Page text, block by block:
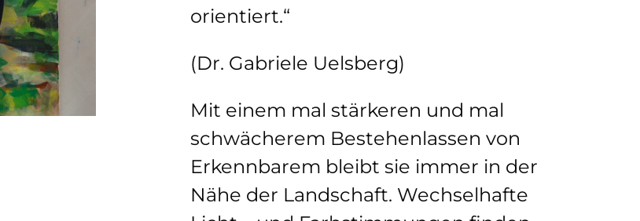
orientiert.“
(Dr. Gabriele Uelsberg)
Mit einem mal stärkeren und mal
schwächerem Bestehenlassen von
Erkennbarem bleibt sie immer in der
Nähe der Landschaft. Wechselhafte